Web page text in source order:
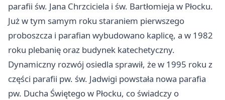
parafii św. Jana Chrzciciela i św. Bartłomieja w Płocku.
Już w tym samym roku staraniem pierwszego
proboszcza i parafian wybudowano kaplicę, a w 1982
roku plebanię oraz budynek katechetyczny.
Dynamiczny rozwój osiedla sprawił, że w 1995 roku z
części parafii pw. św. Jadwigi powstała nowa parafia
pw. Ducha Świętego w Płocku, co świadczy o